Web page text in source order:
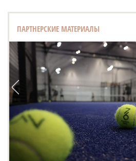
ПАРТНЕРСКИЕ МАТЕРИАЛЫ